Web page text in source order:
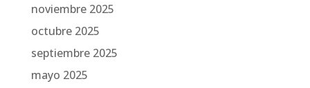
noviembre 2025
octubre 2025
septiembre 2025
mayo 2025